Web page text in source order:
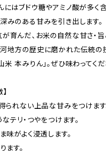
にはブドウ糖やアミノ酸が多く
みのある甘みを引き出します。
育んだ、お米の自然な甘さ・
河地方の歴史に磨かれた伝統の
本みりん」。ぜひ味わってくだ
られない上品な甘みをつけます
テリ・つやをつけます。
がよく浸透します。
ます。